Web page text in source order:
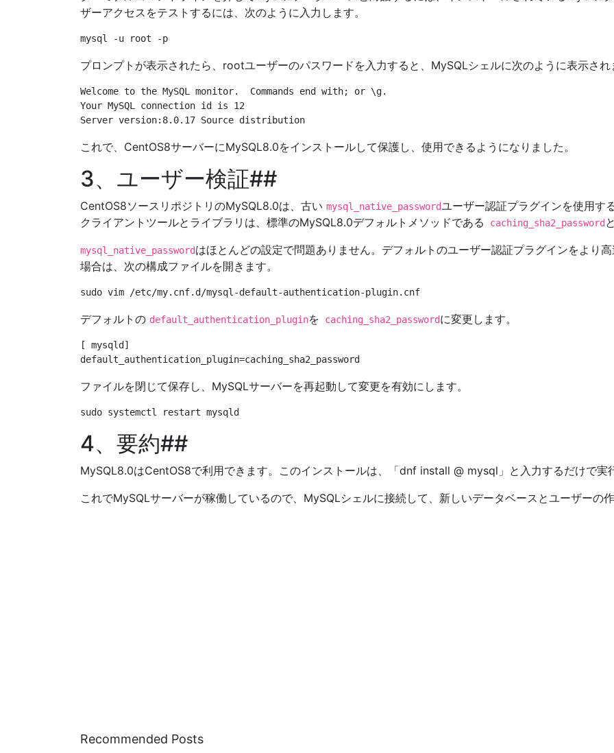
ザーアクセスをテストするには、次のように入力します。
プロンプトが表示されたら、rootユーザーのパスワードを入力すると、MySQLシェルに次のように表示され
Welcome to the MySQL monitor.  Commands end with; or \g.
Your MySQL connection id is 12
これで、CentOS8サーバーにMySQL8.0をインストールして保護し、使用できるようになりました。
3、ユーザー検証##
CentOS8ソースリポジトリのMySQL8.0は、古い mysql_native_passwordユーザー認証プラグインを使用す
クライアントツールとライブラリは、標準のMySQL8.0デフォルトメソッドである
caching_sha2_password
mysql_native_passwordはほとんどの設定で問題ありません。デフォルトのユーザー認証プラグインをより
場合は、次の構成ファイルを開きます。
デフォルトの default_authentication_pluginを caching_sha2_passwordに変更します。
[ mysqld]
ファイルを閉じて保存し、MySQLサーバーを再起動して変更を有効にします。
4、要約##
MySQL8.0はCentOS8で利用できます。このインストールは、「dnf install @ mysql」と入力するだけで実
これでMySQLサーバーが稼働しているので、MySQLシェルに接続して、新しいデータベースとユーザーの作
Recommended Posts